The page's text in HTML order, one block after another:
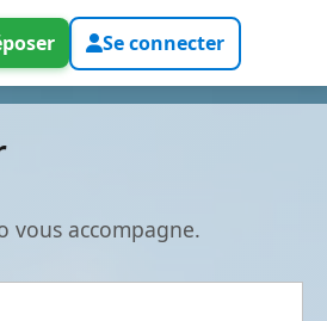
Se connecter
vous accompagne.